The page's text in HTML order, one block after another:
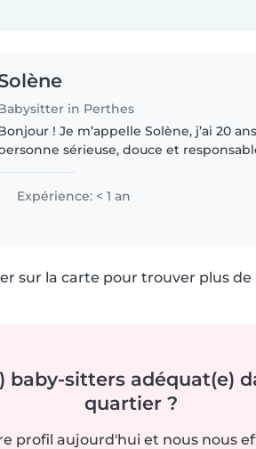
in Perthes
! Je m’appelle Solène, j’ai 20
sérieuse, douce et
toujours plaisir à m’occuper..
Expérience: < 1 an
sur la carte pour trouver plus de
baby-sitters adéquat(e)
quartier ?
profil aujourd'hui et nous nous